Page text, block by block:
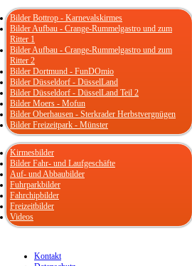
Bilder Bottrop - Karnevalskirmes
Bilder Aufbau - Crange-Rummelgastro und zum
Ritter 1
Bilder Aufbau - Crange-Rummelgastro und zum
Ritter 2
Bilder Dortmund - FunDOmio
Bilder Düsseldorf - DüsselLand
Bilder Düsseldorf - DüsselLand Teil 2
Bilder Moers - Mofun
Bilder Oberhausen - Sterkrader Herbstvergnügen
Bilder Freizeitpark - Münster
Kirmesbilder
Bilder Fahr- und Laufgeschäfte
Auf- und Abbaubilder
Fuhrparkbilder
Fahrchipbilder
Freizeitbilder
Videos
Kontakt